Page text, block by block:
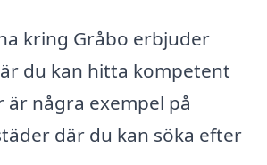
kring Gråbo erbjuder
du kan hitta kompetent
är några exempel på
där du kan söka efter